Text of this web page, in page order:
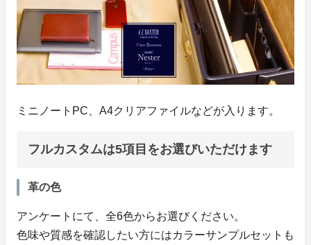
ミニノートPC、A4クリアファイルなどが入ります。
フルカスタムは5項目をお選びいただけます
革の色
アンケートにて、全6色からお選びください。
色味や質感を確認したい方にはカラーサンプルセットも